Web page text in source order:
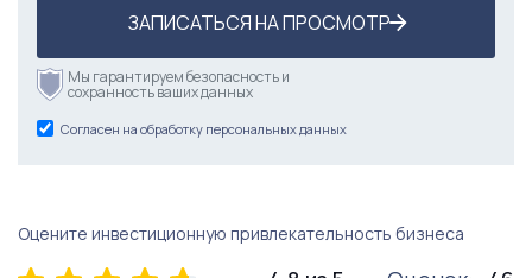
ЗАПИСАТЬСЯ НА ПРОСМОТР
Мы гарантируем безопасность и
сохранность ваших данных
Согласен на обработку персональных данных
Оцените инвестиционную привлекательность бизнеса